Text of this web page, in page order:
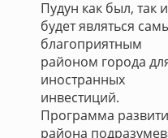
Пудун как был, так и
будет являться
благоприятным
районом города
иностранных
инвестиций.
Программа
района